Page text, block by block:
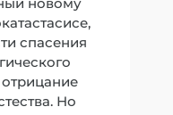
спасения
Но